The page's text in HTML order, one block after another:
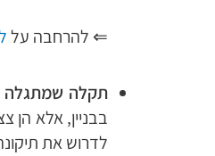
⇐ להרחבה על
תקלה שמתגלה
בבניין, אלא
לדרוש את